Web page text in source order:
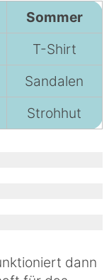
Sommer
T-Shirt
Sandalen
Strohhut
dann